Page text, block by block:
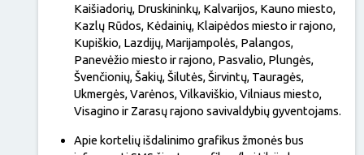
Kaišiadorių, Druskininkų, Kalvarijos, Kauno miesto,
Kazlų Rūdos, Kėdainių, Klaipėdos miesto ir rajono,
Kupiškio, Lazdijų, Marijampolės, Palangos,
Panevėžio miesto ir rajono, Pasvalio, Plungės,
Švenčionių, Šakių, Šilutės, Širvintų, Tauragės,
Ukmergės, Varėnos, Vilkaviškio, Vilniaus miesto,
Visagino ir Zarasų rajono savivaldybių gyventojams.
Apie kortelių išdalinimo grafikus žmonės bus